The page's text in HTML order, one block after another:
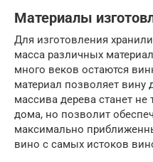
Материалы
Для изготовления
масса различных
много веков остаются
материал позволяет
массива дерева станет
дома, но позволит
максимально
вино с самых истоков